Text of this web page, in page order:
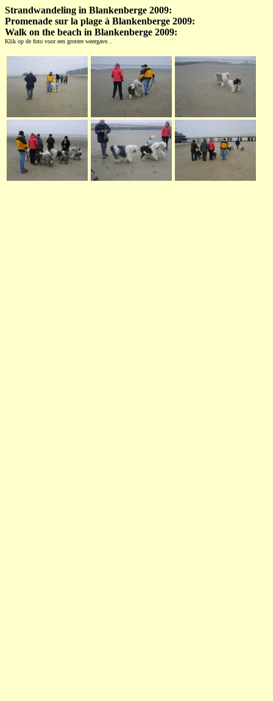
Strandwandeling in Blankenberge 2009:
Promenade sur la plage à Blankenberge 2009:
Walk on the beach in Blankenberge 2009:
Klik op de foto voor een grotere weergave...